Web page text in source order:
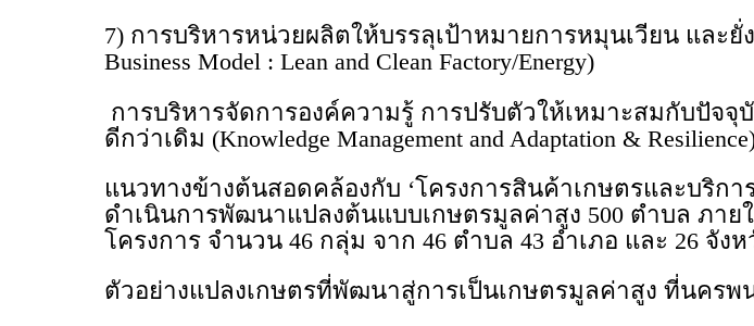
7) การบริหารหน่วยผลิตให้บรรลุเป้าหมายการหมุนเวียน และยั่ง
Business Model : Lean and Clean Factory/Energy)
การบริหารจัดการองค์ความรู้ การปรับตัวให้เหมาะสมกับปัจ
ดีกว่าเดิม (Knowledge Management and Adaptation &
แนวทางข้างต้นสอดคล้องกับ ‘โครงการสินค้าเกษตรและบริก
ดำเนินการพัฒนาแปลงต้นแบบเกษตรมูลค่าสูง 500 ตำบล ภาย
โครงการ จำนวน 46 กลุ่ม จาก 46 ตำบล 43 อำเภอ และ 26 จัง
ตัวอย่างแปลงเกษตรที่พัฒนาสู่การเป็นเกษตรมูลค่าสูง ที่นครพ